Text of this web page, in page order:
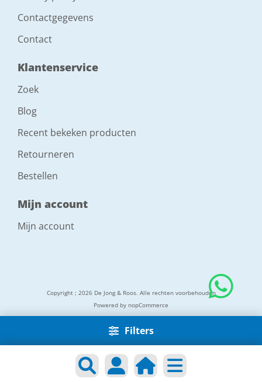
Filters
Contactgegevens
Contact
Klantenservice
Zoek
Blog
Recent bekeken producten
Retourneren
Bestellen
Mijn account
Mijn account
Copyright ; 2026 De Jong & Roos. Alle rechten voorbehouden
Powered by nopCommerce